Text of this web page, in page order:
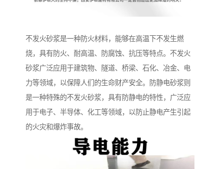
不发火砂浆是一种防火材料，能够在高温下不发生燃
烧，具有防火、耐高温、防腐蚀、抗压等特点。不发火
砂浆广泛应用于建筑物、隧道、桥梁、石化、冶金、电
力等领域，以保障人们的生命财产安全。防静电砂浆则
是一种特殊的不发火砂浆，具有防静电的特性，广泛应
用于电子、半导体、化工等领域，以防止静电产生引起
的火灾和爆炸事故。